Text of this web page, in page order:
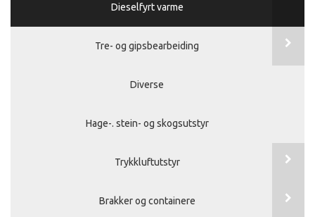
Dieselfyrt varme
Tre- og gipsbearbeiding
Diverse
Hage-. stein- og skogsutstyr
Trykkluftutstyr
Brakker og containere